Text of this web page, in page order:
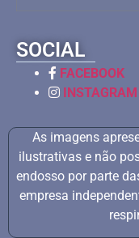
SOCIAL
FACEBOOK
INSTAGRAM
As imagens
ilustrativas e não
endosso por parte
empresa